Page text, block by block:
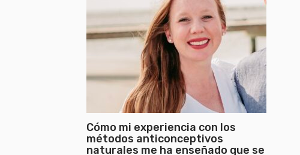
Cómo mi experiencia con los
métodos anticonceptivos
naturales me ha enseñado que se